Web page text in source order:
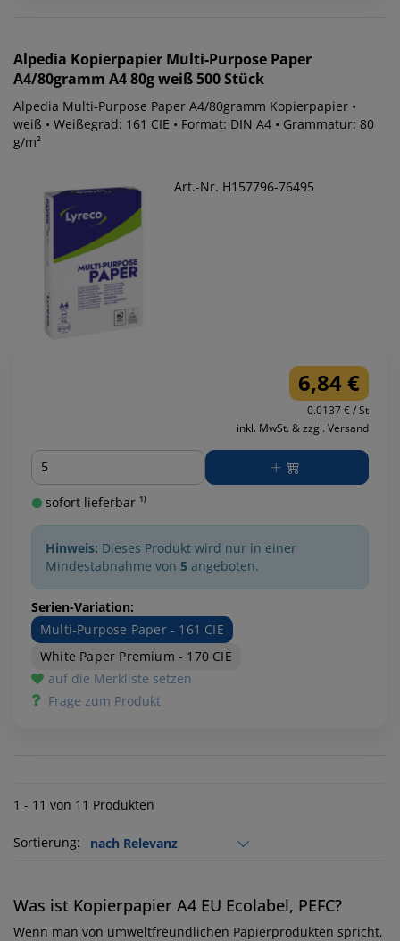
Alpedia Kopierpapier Multi-Purpose Paper
A4/80gramm A4 80g weiß 500 Stück
Alpedia Multi-Purpose Paper A4/80gramm Kopierpapier •
weiß • Weißegrad: 161 CIE • Format: DIN A4 • Grammatur: 80
g/m²
Art.-Nr. H157796-76495
6,84 €
0.0137 € / St
inkl. MwSt. & zzgl. Versand
Menge
sofort lieferbar ¹⁾
Hinweis: Dieses Produkt wird nur in einer
Mindestabnahme von 5 angeboten.
Serien-Variation:
Multi-Purpose Paper - 161 CIE
White Paper Premium - 170 CIE
auf die Merkliste setzen
Frage zum Produkt
1 - 11 von 11 Produkten
Sortierung:
Was ist Kopierpapier A4 EU Ecolabel, PEFC?
Wenn man von umweltfreundlichen Papierprodukten spricht,